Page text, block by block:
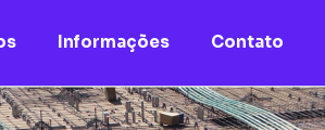
Informações Contato